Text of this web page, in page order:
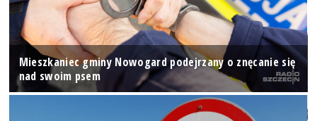
Mieszkaniec gminy Nowogard podejrzany o znęcanie się
nad swoim psem